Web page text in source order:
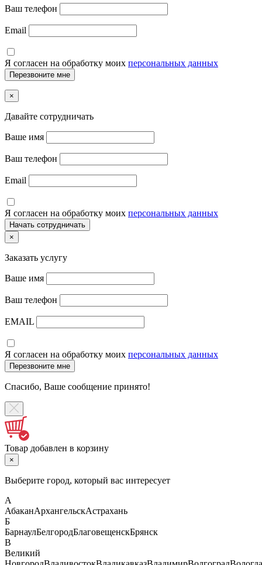
Ваш телефон
Email
Я согласен на обработку моих персональных данных
×
Давайте сотрудничать
Ваше имя
Ваш телефон
Email
Я согласен на обработку моих персональных данных
×
Заказать услугу
Ваше имя
Ваш телефон
EMAIL
Я согласен на обработку моих персональных данных
Спасибо, Ваше сообщение принято!
Товар добавлен в корзину
×
Выберите город, который вас интересует
А
АбаканАрхангельскАстрахань
Б
БарнаулБелгородБлаговещенскБрянск
В
Великий